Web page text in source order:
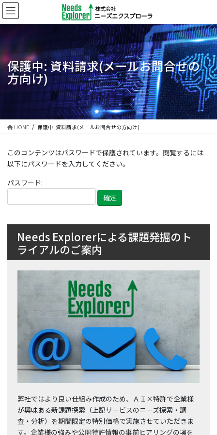
コ
ン
テ
に
移
ナ
ビ
ゲ
ョ
ン保護中: 資料請求(メールお問合せの
方向け)
HOME 保護中: 資料請求(メールお問合せの方向け)
このコンテンツはパスワードで保護されています。閲覧するには
以下にパスワードを入力してください。
パスワード:
Needs Explorerによる課題発掘のト
ライアルのご案内
弊社ではより良い仕組み作成のため、ＡＩ×特許で企業様
が興味ある新課題探索（上記サービスのニーズ探索・調
査・分析）を期間限定の特別価格で実施させていただきま
す。企業様の強みや公開特許情報の事前ヒアリングの場を